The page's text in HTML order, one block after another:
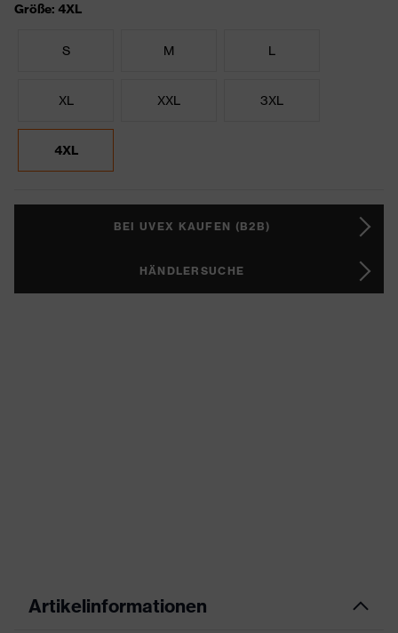
Größe: 4XL
S M L
XL XXL 3XL
4XL
BEI UVEX KAUFEN (B2B)
HÄNDLERSUCHE
Artikelinformationen